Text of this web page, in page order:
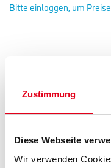
Zustimmung
Diese Webseite
Wir verwenden
Bitte einloggen, um
#176313
Art-Nr.:4086-006223
Durchmesser in millimeter